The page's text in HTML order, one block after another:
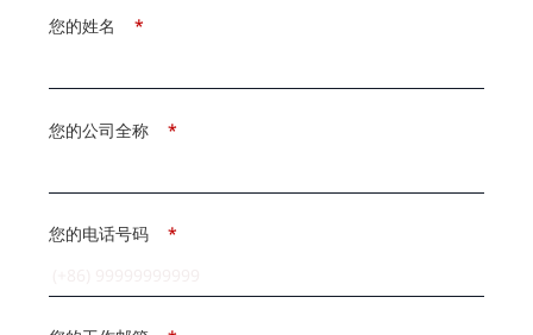
*
您的姓名
*
您的公司全称
*
您的电话号码